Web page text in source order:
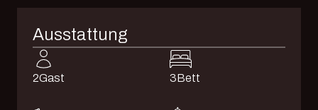
Ausstattung
2Gast 3Bett